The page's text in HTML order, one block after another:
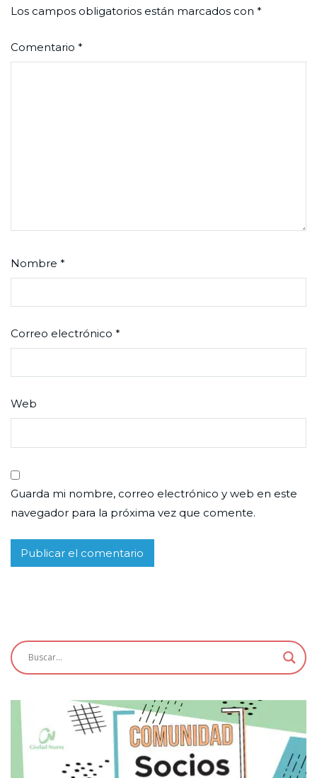
Los campos obligatorios están marcados con *
Comentario *
Nombre *
Correo electrónico *
Web
Guarda mi nombre, correo electrónico y web en este
navegador para la próxima vez que comente.